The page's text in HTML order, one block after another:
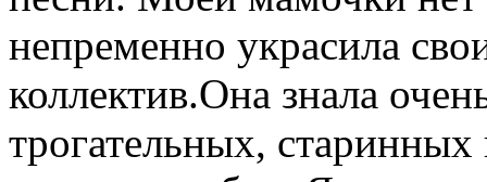
непременно украсила
коллектив.Она знала
трогательных,